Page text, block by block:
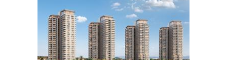
Esat BİNDESEN
Başkan Sekmen’den Erzurum’a
bir vizyon proje daha!